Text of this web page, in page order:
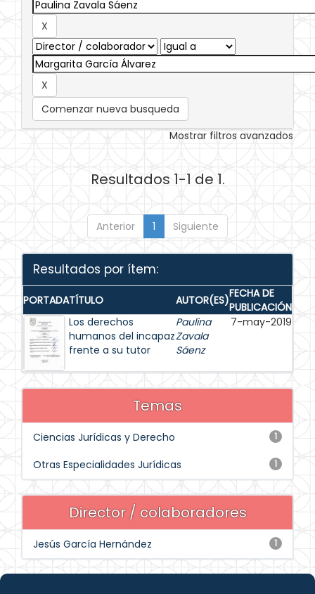
Comenzar nueva busqueda
Mostrar filtros avanzados
Resultados 1-1 de 1.
Anterior 1 Siguiente
Resultados por ítem:
PORTADATÍTULO AUTOR(ES)FECHA DE
PUBLICACIÓN
Los derechos
humanos del incapaz
frente a su tutor
Paulina
Zavala
Sáenz
7-may-2019
Temas
1
Ciencias Jurídicas y Derecho
1
Otras Especialidades Jurídicas
Director / colaboradores
1
Jesús García Hernández